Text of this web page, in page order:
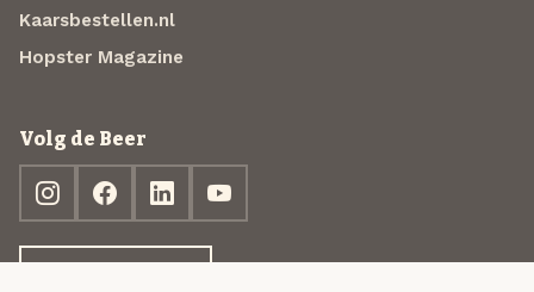
Kaarsbestellen.nl
Hopster Magazine
Volg de Beer